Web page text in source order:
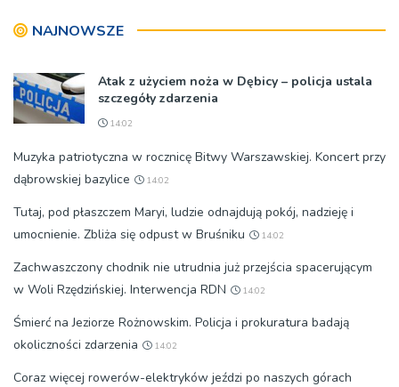
NAJNOWSZE
Atak z użyciem noża w Dębicy – policja ustala
szczegóły zdarzenia
14:02
Muzyka patriotyczna w rocznicę Bitwy Warszawskiej. Koncert przy
dąbrowskiej bazylice
14:02
Tutaj, pod płaszczem Maryi, ludzie odnajdują pokój, nadzieję i
umocnienie. Zbliża się odpust w Bruśniku
14:02
Zachwaszczony chodnik nie utrudnia już przejścia spacerującym
w Woli Rzędzińskiej. Interwencja RDN
14:02
Śmierć na Jeziorze Rożnowskim. Policja i prokuratura badają
okoliczności zdarzenia
14:02
Coraz więcej rowerów-elektryków jeździ po naszych górach